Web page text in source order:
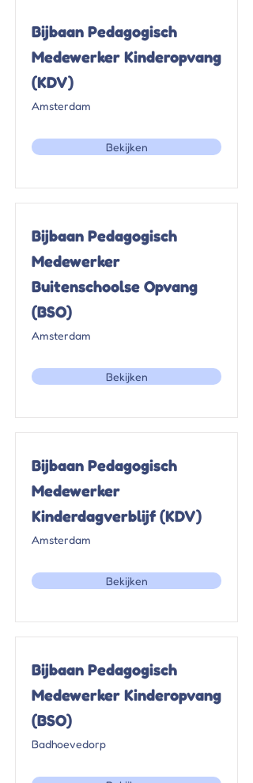
Bijbaan Pedagogisch
Medewerker Kinderopvang
(KDV)
Amsterdam
Bekijken
Bijbaan Pedagogisch
Medewerker
Buitenschoolse Opvang
(BSO)
Amsterdam
Bekijken
Bijbaan Pedagogisch
Medewerker
Kinderdagverblijf (KDV)
Amsterdam
Bekijken
Bijbaan Pedagogisch
Medewerker Kinderopvang
(BSO)
Badhoevedorp